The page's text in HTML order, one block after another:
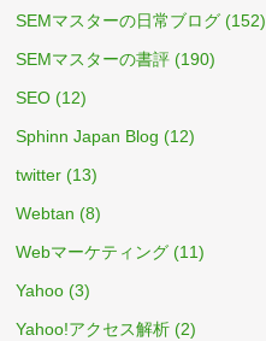
SEMマスターの日常ブログ (152)
SEMマスターの書評 (190)
SEO (12)
Sphinn Japan Blog (12)
twitter (13)
Webtan (8)
Webマーケティング (11)
Yahoo (3)
Yahoo!アクセス解析 (2)